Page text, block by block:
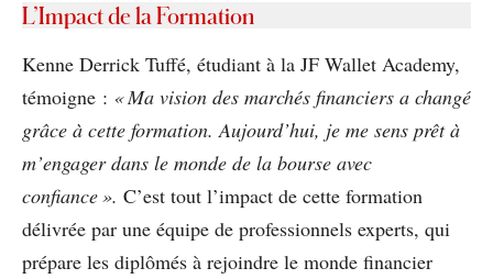
L’Impact de la Formation
Kenne Derrick Tuffé, étudiant à la JF Wallet Academy,
témoigne : « Ma vision des marchés financiers a changé
grâce à cette formation. Aujourd’hui, je me sens prêt à
m’engager dans le monde de la bourse avec
confiance ». C’est tout l’impact de cette formation
délivrée par une équipe de professionnels experts, qui
prépare les diplômés à rejoindre le monde financier